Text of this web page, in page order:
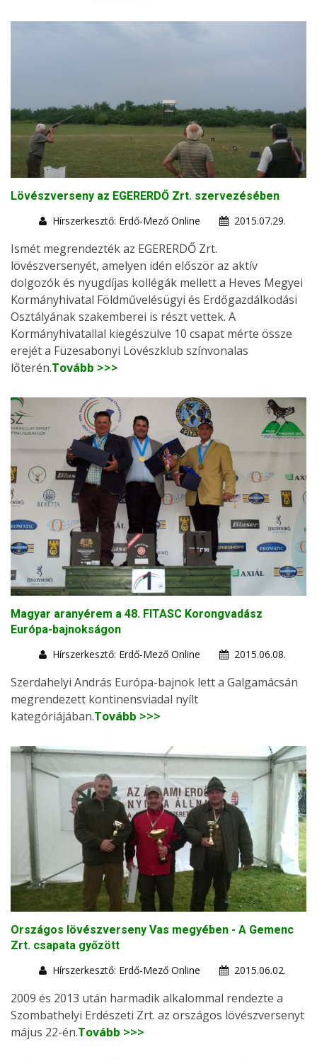
Lövészverseny az EGERERDŐ Zrt. szervezésében
Hírszerkesztő: Erdő-Mező Online
2015.07.29.
Ismét megrendezték az EGERERDŐ Zrt.
lövészversenyét, amelyen idén először az aktív
dolgozók és nyugdíjas kollégák mellett a Heves Megyei
Kormányhivatal Földművelésügyi és Erdőgazdálkodási
Osztályának szakemberei is részt vettek. A
Kormányhivatallal kiegészülve 10 csapat mérte össze
erejét a Füzesabonyi Lövészklub színvonalas
lőterén.Tovább >>>
Magyar aranyérem a 48. FITASC Korongvadász
Európa-bajnokságon
Hírszerkesztő: Erdő-Mező Online
2015.06.08.
Szerdahelyi András Európa-bajnok lett a Galgamácsán
megrendezett kontinensviadal nyílt
kategóriájában.Tovább >>>
Országos lövészverseny Vas megyében - A Gemenc
Zrt. csapata győzött
Hírszerkesztő: Erdő-Mező Online
2015.06.02.
2009 és 2013 után harmadik alkalommal rendezte a
Szombathelyi Erdészeti Zrt. az országos lövészversenyt
május 22-én.Tovább >>>